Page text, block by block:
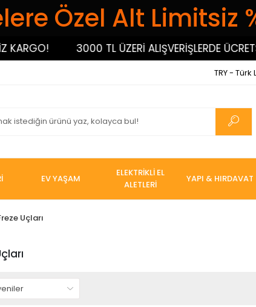
Özel Alt Limitsiz
3000 TL ÜZERİ ALIŞVERİŞLERDE ÜCRETSİZ
TRY - Türk
EV YAŞAM
ELEKTRİKLİ EL
ALETLERİ
YAPI & HIRDAVAT
Uçları